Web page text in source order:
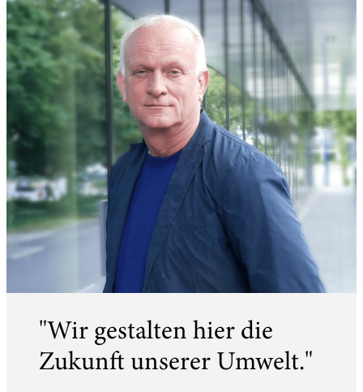
"Wir gestalten hier die
Zukunft unserer Umwelt."